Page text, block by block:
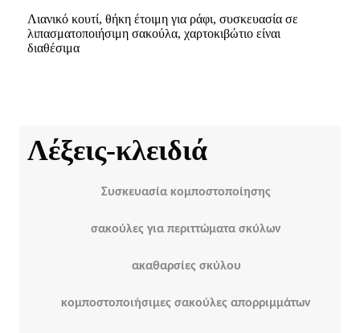
Λιανικό κουτί, θήκη έτοιμη για ράφι, συσκευασία σε
λιπασματοποιήσιμη σακούλα, χαρτοκιβώτιο είναι
διαθέσιμα
Λέξεις-κλειδιά
Συσκευασία κομποστοποίησης
σακούλες για περιττώματα σκύλων
ακαθαρσίες σκύλου
κομποστοποιήσιμες σακούλες απορριμμάτων